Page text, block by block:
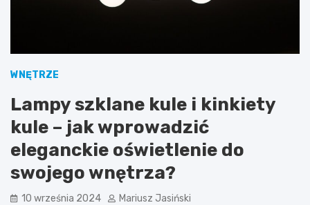
WNĘTRZE
Lampy szklane kule i kinkiety
kule – jak wprowadzić
eleganckie oświetlenie do
swojego wnętrza?
10 września 2024 Mariusz Jasiński